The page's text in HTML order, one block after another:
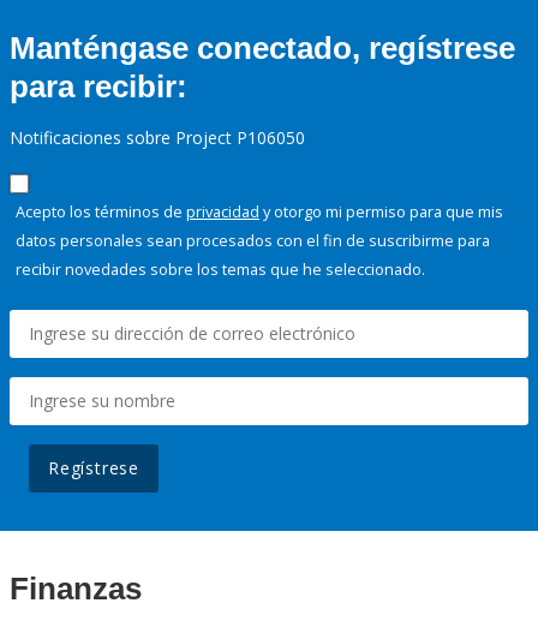
Manténgase conectado, regístrese
para recibir:
Notificaciones sobre Project P106050
Acepto los términos de privacidad y otorgo mi permiso para que mis
datos personales sean procesados con el fin de suscribirme para
recibir novedades sobre los temas que he seleccionado.
Regístrese
Finanzas